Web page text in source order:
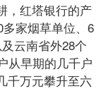
，红塔银行的产
家烟草单位、6
云南省外28个
从早期的几千户
千万元攀升至六